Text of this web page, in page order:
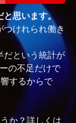
思います。
けれられ働き
だという統計が
の不足だけで
するからで
か？詳しくは